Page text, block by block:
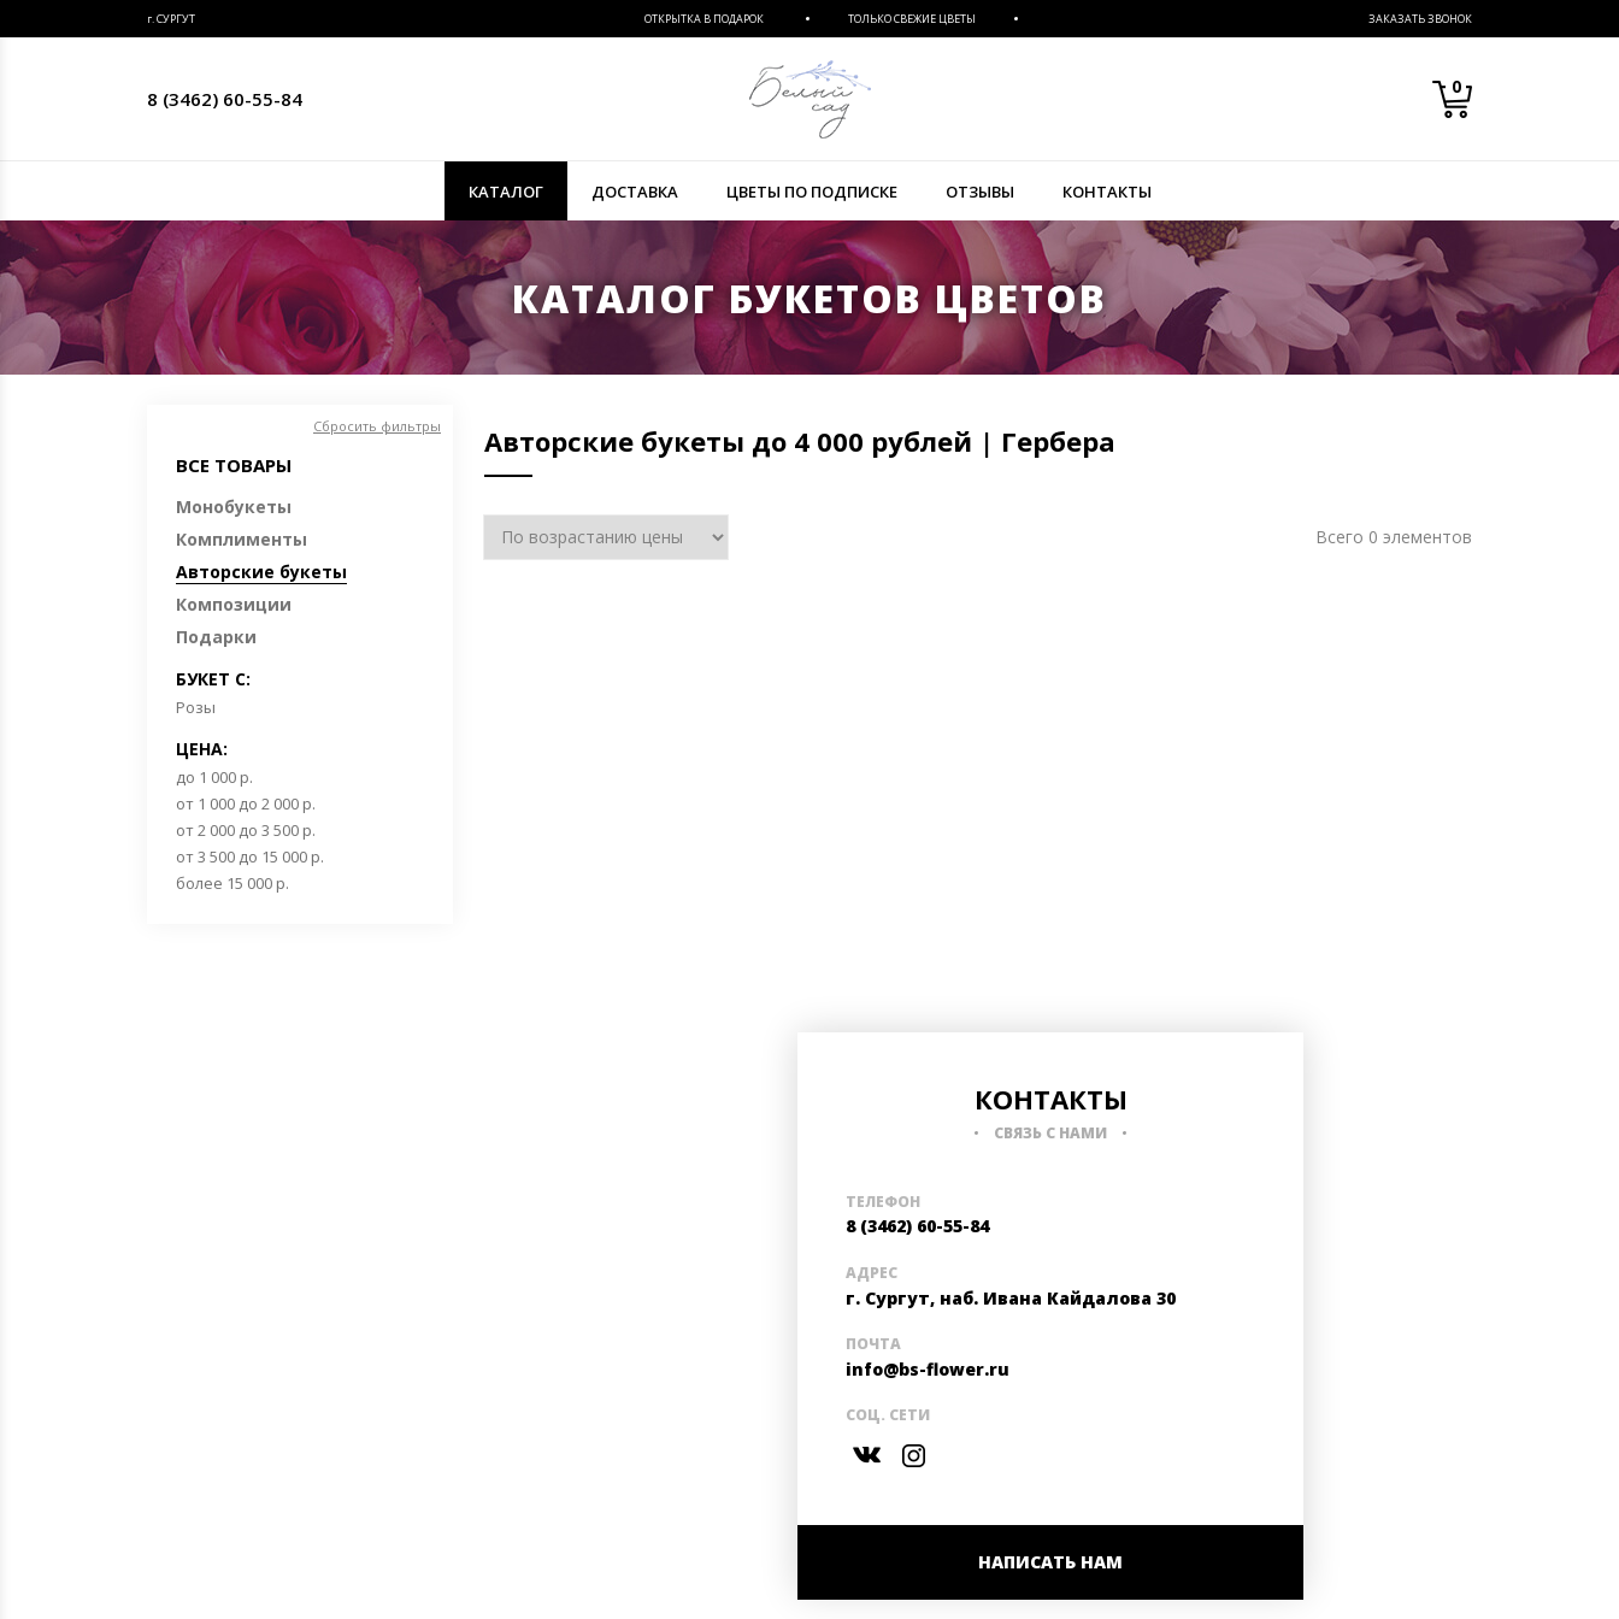
г. СУРГУТ ОТКРЫТКА В ПОДАРОК ТОЛЬКО СВЕЖИЕ ЦВЕТЫ ЗАКАЗАТЬ ЗВОНОК
8 (3462) 60-55-84
0
КАТАЛОГ ДОСТАВКА ЦВЕТЫ ПО ПОДПИСКЕ ОТЗЫВЫ КОНТАКТЫ
КАТАЛОГ БУКЕТОВ ЦВЕТОВ
Сбросить фильтры
ВСЕ ТОВАРЫ
Монобукеты
Комплименты
Авторские букеты
Композиции
Подарки
БУКЕТ С:
Розы
ЦЕНА:
до 1 000 р.
от 1 000 до 2 000 р.
от 2 000 до 3 500 р.
от 3 500 до 15 000 р.
более 15 000 р.
Авторские букеты до 4 000 рублей | Гербера
Всего 0 элементов
КОНТАКТЫ
СВЯЗЬ С НАМИ
ТЕЛЕФОН
8 (3462) 60-55-84
АДРЕС
г. Сургут, наб. Ивана Кайдалова 30
ПОЧТА
info@bs-flower.ru
СОЦ. СЕТИ
НАПИСАТЬ НАМ